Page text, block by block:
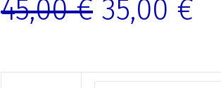
45,00€ 35,00 €